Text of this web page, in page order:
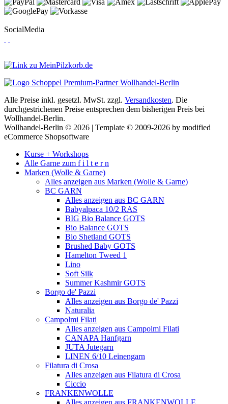
SocialMedia
Alle Preise inkl. gesetzl. MwSt. zzgl. Versandkosten. Die
durchgestrichenen Preise entsprechen dem bisherigen Preis bei
Wollhandel-Berlin.
Wollhandel-Berlin © 2026 | Template © 2009-2026 by modified
eCommerce Shopsoftware
Kurse + Workshops
Alle Garne zum f i l t e r n
Marken (Wolle & Garne)
Alles anzeigen aus Marken (Wolle & Garne)
BC GARN
Alles anzeigen aus BC GARN
Babyalpaca 10/2 RAS
BIG Bio Balance GOTS
Bio Balance GOTS
Bio Shetland GOTS
Brushed Baby GOTS
Hamelton Tweed 1
Lino
Soft Silk
Summer Kashmir GOTS
Borgo de' Pazzi
Alles anzeigen aus Borgo de' Pazzi
Naturalia
Campolmi Filati
Alles anzeigen aus Campolmi Filati
CANAPA Hanfgarn
JUTA Jutegarn
LINEN 6/10 Leinengarn
Filatura di Crosa
Alles anzeigen aus Filatura di Crosa
Ciccio
FRANKENWOLLE
Alles anzeigen aus FRANKENWOLLE